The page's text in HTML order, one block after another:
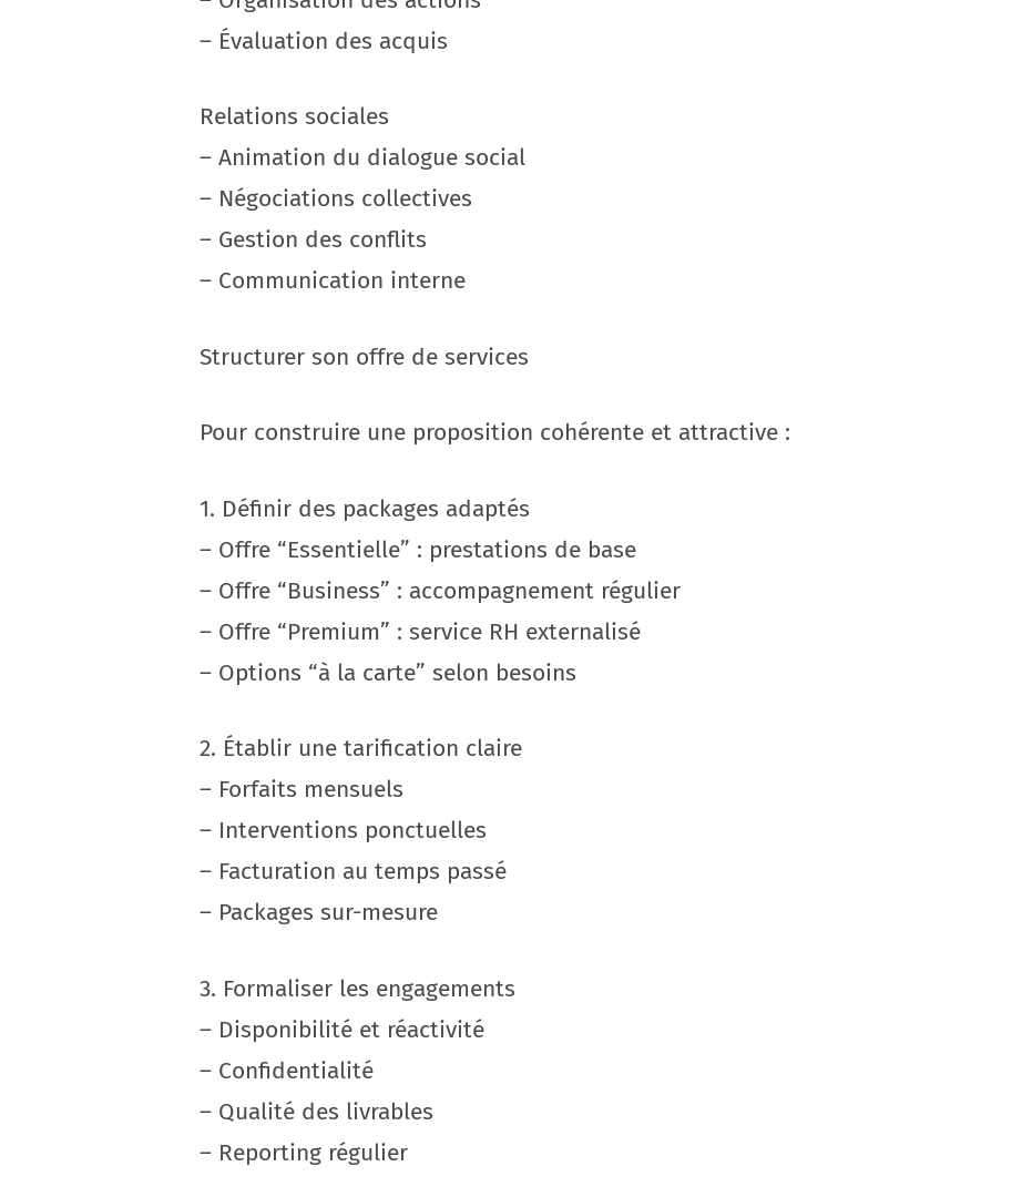
– Évaluation des acquis
Relations sociales
– Animation du dialogue social
– Négociations collectives
– Gestion des conflits
– Communication interne
Structurer son offre de services
Pour construire une proposition cohérente et attractive :
1. Définir des packages adaptés
– Offre “Essentielle” : prestations de base
– Offre “Business” : accompagnement régulier
– Offre “Premium” : service RH externalisé
– Options “à la carte” selon besoins
2. Établir une tarification claire
– Forfaits mensuels
– Interventions ponctuelles
– Facturation au temps passé
– Packages sur-mesure
3. Formaliser les engagements
– Disponibilité et réactivité
– Confidentialité
– Qualité des livrables
– Reporting régulier